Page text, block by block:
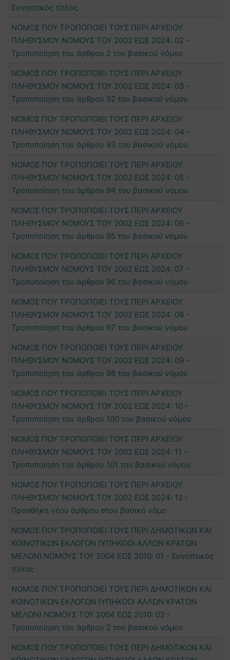
Συνοπτικός τίτλος
ΝΟΜΟΣ ΠΟΥ ΤΡΟΠΟΠΟΙΕΙ ΤΟΥΣ ΠΕΡΙ ΑΡΧΕΙΟΥ
ΠΛΗΘΥΣΜΟΥ ΝΟΜΟΥΣ ΤΟΥ 2002 ΕΩΣ 2024: 02 -
Τροποποίηση του άρθρου 2 του βασικού νόμου
ΝΟΜΟΣ ΠΟΥ ΤΡΟΠΟΠΟΙΕΙ ΤΟΥΣ ΠΕΡΙ ΑΡΧΕΙΟΥ
ΠΛΗΘΥΣΜΟΥ ΝΟΜΟΥΣ ΤΟΥ 2002 ΕΩΣ 2024: 03 -
Τροποποίηση του άρθρου 92 του βασικού νόμου
ΝΟΜΟΣ ΠΟΥ ΤΡΟΠΟΠΟΙΕΙ ΤΟΥΣ ΠΕΡΙ ΑΡΧΕΙΟΥ
ΠΛΗΘΥΣΜΟΥ ΝΟΜΟΥΣ ΤΟΥ 2002 ΕΩΣ 2024: 04 -
Τροποποίηση του άρθρου 93 του βασικού νόμου
ΝΟΜΟΣ ΠΟΥ ΤΡΟΠΟΠΟΙΕΙ ΤΟΥΣ ΠΕΡΙ ΑΡΧΕΙΟΥ
ΠΛΗΘΥΣΜΟΥ ΝΟΜΟΥΣ ΤΟΥ 2002 ΕΩΣ 2024: 05 -
Τροποποίηση του άρθρου 94 του βασικού νόμου
ΝΟΜΟΣ ΠΟΥ ΤΡΟΠΟΠΟΙΕΙ ΤΟΥΣ ΠΕΡΙ ΑΡΧΕΙΟΥ
ΠΛΗΘΥΣΜΟΥ ΝΟΜΟΥΣ ΤΟΥ 2002 ΕΩΣ 2024: 06 -
Τροποποίηση του άρθρου 95 του βασικού νόμου
ΝΟΜΟΣ ΠΟΥ ΤΡΟΠΟΠΟΙΕΙ ΤΟΥΣ ΠΕΡΙ ΑΡΧΕΙΟΥ
ΠΛΗΘΥΣΜΟΥ ΝΟΜΟΥΣ ΤΟΥ 2002 ΕΩΣ 2024: 07 -
Τροποποίηση του άρθρου 96 του βασικού νόμου
ΝΟΜΟΣ ΠΟΥ ΤΡΟΠΟΠΟΙΕΙ ΤΟΥΣ ΠΕΡΙ ΑΡΧΕΙΟΥ
ΠΛΗΘΥΣΜΟΥ ΝΟΜΟΥΣ ΤΟΥ 2002 ΕΩΣ 2024: 08 -
Τροποποίηση του άρθρου 97 του βασικού νόμου
ΝΟΜΟΣ ΠΟΥ ΤΡΟΠΟΠΟΙΕΙ ΤΟΥΣ ΠΕΡΙ ΑΡΧΕΙΟΥ
ΠΛΗΘΥΣΜΟΥ ΝΟΜΟΥΣ ΤΟΥ 2002 ΕΩΣ 2024: 09 -
Τροποποίηση του άρθρου 98 του βασικού νόμου
ΝΟΜΟΣ ΠΟΥ ΤΡΟΠΟΠΟΙΕΙ ΤΟΥΣ ΠΕΡΙ ΑΡΧΕΙΟΥ
ΠΛΗΘΥΣΜΟΥ ΝΟΜΟΥΣ ΤΟΥ 2002 ΕΩΣ 2024: 10 -
Τροποποίηση του άρθρου 100 του βασικού νόμου
ΝΟΜΟΣ ΠΟΥ ΤΡΟΠΟΠΟΙΕΙ ΤΟΥΣ ΠΕΡΙ ΑΡΧΕΙΟΥ
ΠΛΗΘΥΣΜΟΥ ΝΟΜΟΥΣ ΤΟΥ 2002 ΕΩΣ 2024: 11 -
Τροποποίηση του άρθρου 101 του βασικού νόμου
ΝΟΜΟΣ ΠΟΥ ΤΡΟΠΟΠΟΙΕΙ ΤΟΥΣ ΠΕΡΙ ΑΡΧΕΙΟΥ
ΠΛΗΘΥΣΜΟΥ ΝΟΜΟΥΣ ΤΟΥ 2002 ΕΩΣ 2024: 12 -
Προσθήκη νέου άρθρου στον βασικό νόμο
ΝΟΜΟΣ ΠΟΥ ΤΡΟΠΟΠΟΙΕΙ ΤΟΥΣ ΠΕΡΙ ΔΗΜΟΤΙΚΩΝ ΚΑΙ
ΚΟΙΝΟΤΙΚΩΝ ΕΚΛΟΓΩΝ (ΥΠΗΚΟΟΙ ΑΛΛΩΝ ΚΡΑΤΩΝ
ΜΕΛΩΝ) ΝΟΜΟΥΣ ΤΟΥ 2004 ΕΩΣ 2010: 01 - Συνοπτικός
τίτλος
ΝΟΜΟΣ ΠΟΥ ΤΡΟΠΟΠΟΙΕΙ ΤΟΥΣ ΠΕΡΙ ΔΗΜΟΤΙΚΩΝ ΚΑΙ
ΚΟΙΝΟΤΙΚΩΝ ΕΚΛΟΓΩΝ (ΥΠΗΚΟΟΙ ΑΛΛΩΝ ΚΡΑΤΩΝ
ΜΕΛΩΝ) ΝΟΜΟΥΣ ΤΟΥ 2004 ΕΩΣ 2010: 02 -
Τροποποίηση του άρθρου 2 του βασικού νόμου
ΝΟΜΟΣ ΠΟΥ ΤΡΟΠΟΠΟΙΕΙ ΤΟΥΣ ΠΕΡΙ ΔΗΜΟΤΙΚΩΝ ΚΑΙ